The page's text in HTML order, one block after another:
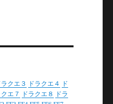
ラクエ３ ドラクエ４
ド
クエ７ ドラクエ８
ドラ